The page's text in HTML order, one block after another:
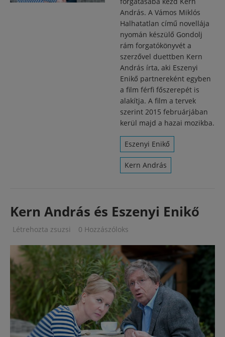
András. A Vámos Miklós
Halhatatlan című novellája
nyomán készülő Gondolj
rám forgatókönyvét a
szerzővel duettben Kern
András írta, aki Eszenyi
Enikő partnereként egyben
a film férfi főszerepét is
alakítja. A film a tervek
szerint 2015 februárjában
kerül majd a hazai mozikba.
Eszenyi Enikő
Kern András
Kern András és Eszenyi Enikő
Létrehozta zsuzsi 0 Hozzászóloks